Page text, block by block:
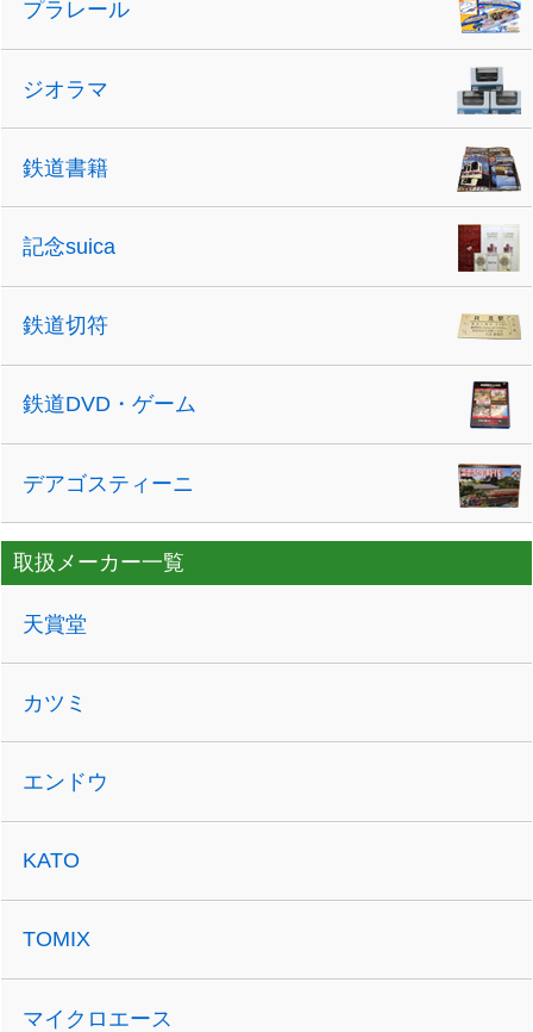
プラレール
ジオラマ
鉄道書籍
記念suica
鉄道切符
鉄道DVD・ゲーム
デアゴスティーニ
取扱メーカー一覧
天賞堂
カツミ
エンドウ
KATO
TOMIX
マイクロエース